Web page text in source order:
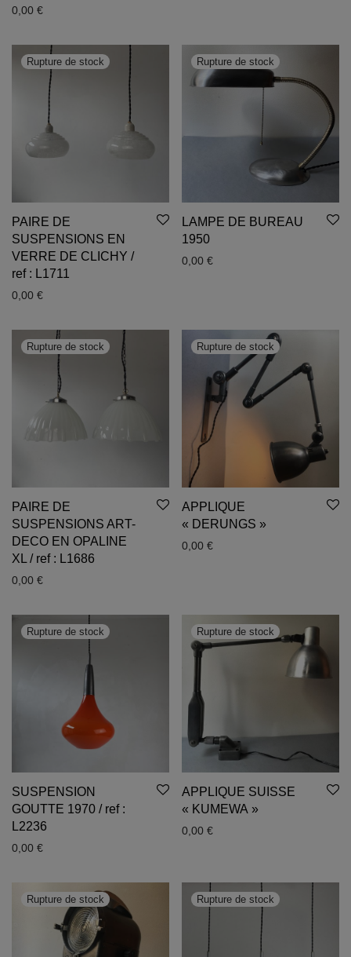
0,00 €
PAIRE DE
SUSPENSIONS EN
VERRE DE CLICHY /
ref : L1711
0,00 €
LAMPE DE BUREAU
1950
0,00 €
PAIRE DE
SUSPENSIONS ART-
DECO EN OPALINE
XL / ref : L1686
0,00 €
APPLIQUE
« DERUNGS »
0,00 €
SUSPENSION
GOUTTE 1970 / ref :
L2236
0,00 €
APPLIQUE SUISSE
« KUMEWA »
0,00 €